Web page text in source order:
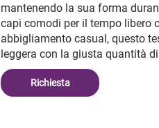
mantenendo la sua forma
capi comodi per il tempo libero
abbigliamento casual, questo
leggera con la giusta quantità
Richiesta